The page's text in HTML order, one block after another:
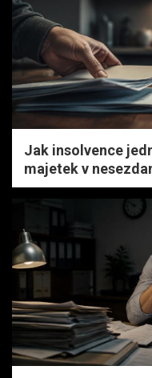
Jak insolvence
majetek v